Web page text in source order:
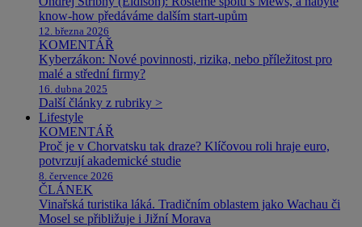
know-how předáváme dalším start-upům
12. března 2026
KOMENTÁŘ
Kyberzákon: Nové povinnosti, rizika, nebo příležitost pro
malé a střední firmy?
16. dubna 2025
Další články z rubriky >
Lifestyle
KOMENTÁŘ
Proč je v Chorvatsku tak draze? Klíčovou roli hraje euro,
potvrzují akademické studie
8. července 2026
ČLÁNEK
Vinařská turistika láká. Tradičním oblastem jako Wachau či
Mosel se přibližuje i Jižní Morava